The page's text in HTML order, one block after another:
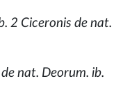
2 Ciceronis de nat.
nat. Deorum. ib.